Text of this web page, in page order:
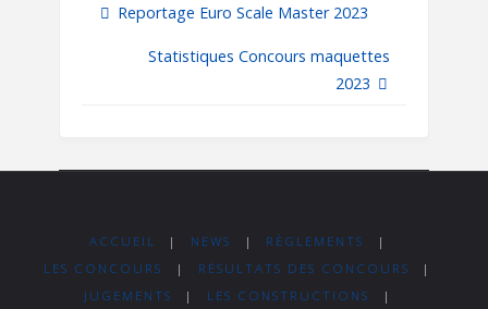
Reportage Euro Scale Master 2023
Statistiques Concours maquettes
2023
ACCUEIL | NEWS | RÈGLEMENTS
|
LES CONCOURS
| RÉSULTATS DES CONCOURS
|
JUGEMENTS
| LES CONSTRUCTIONS |